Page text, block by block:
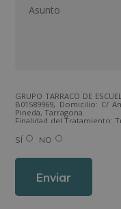
GRUPO TARRACO DE
B01589969, Domicilio: C/
Pineda, Tarragona.
Finalidad del Tratamiento:
los productos ofrecidos
interés.
Derechos: Puede ejercitar
Para más información
SÍ NO